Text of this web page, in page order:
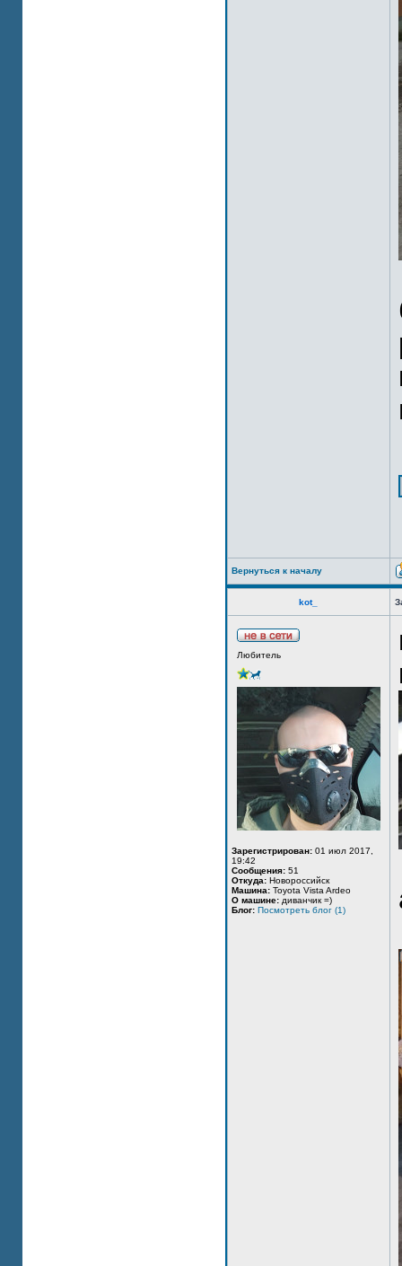
Вернуться к началу
kot_
Любитель
Зарегистрирован: 01 июл 2017,
19:42
Сообщения: 51
Откуда: Новороссийск
Машина: Toyota Vista Ardeo
О машине: диванчик =)
Блог: Посмотреть блог (1)